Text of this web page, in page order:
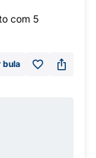
com 5
bula